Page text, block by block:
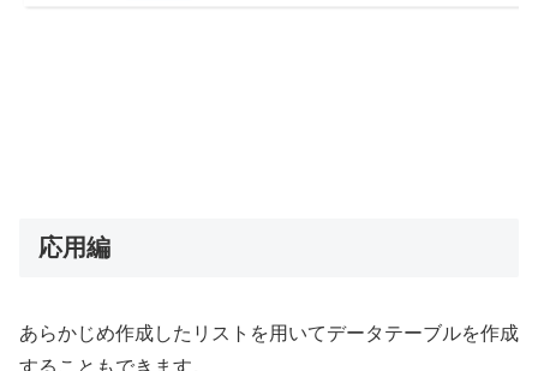
応用編
あらかじめ作成したリストを用いてデータテーブルを作成
することもできます。